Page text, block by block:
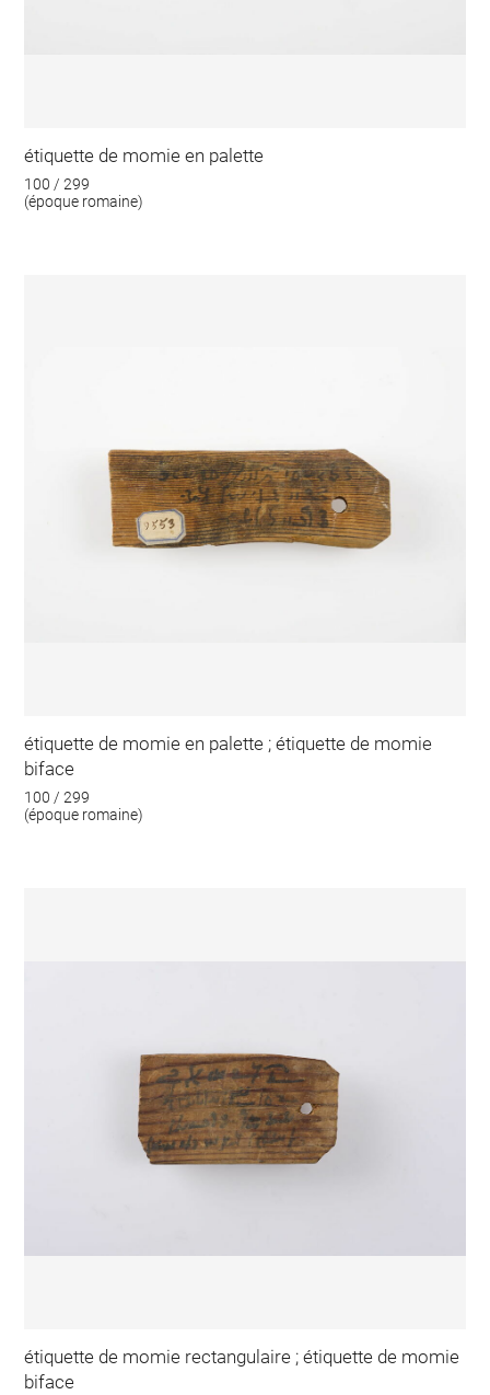
étiquette de momie en palette
100 / 299
(époque romaine)
étiquette de momie en palette ; étiquette de momie
biface
100 / 299
(époque romaine)
étiquette de momie rectangulaire ; étiquette de momie
biface